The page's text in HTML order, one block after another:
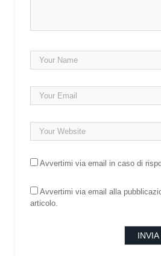
Avvertimi via email in caso di
Avvertimi via email alla
articolo.